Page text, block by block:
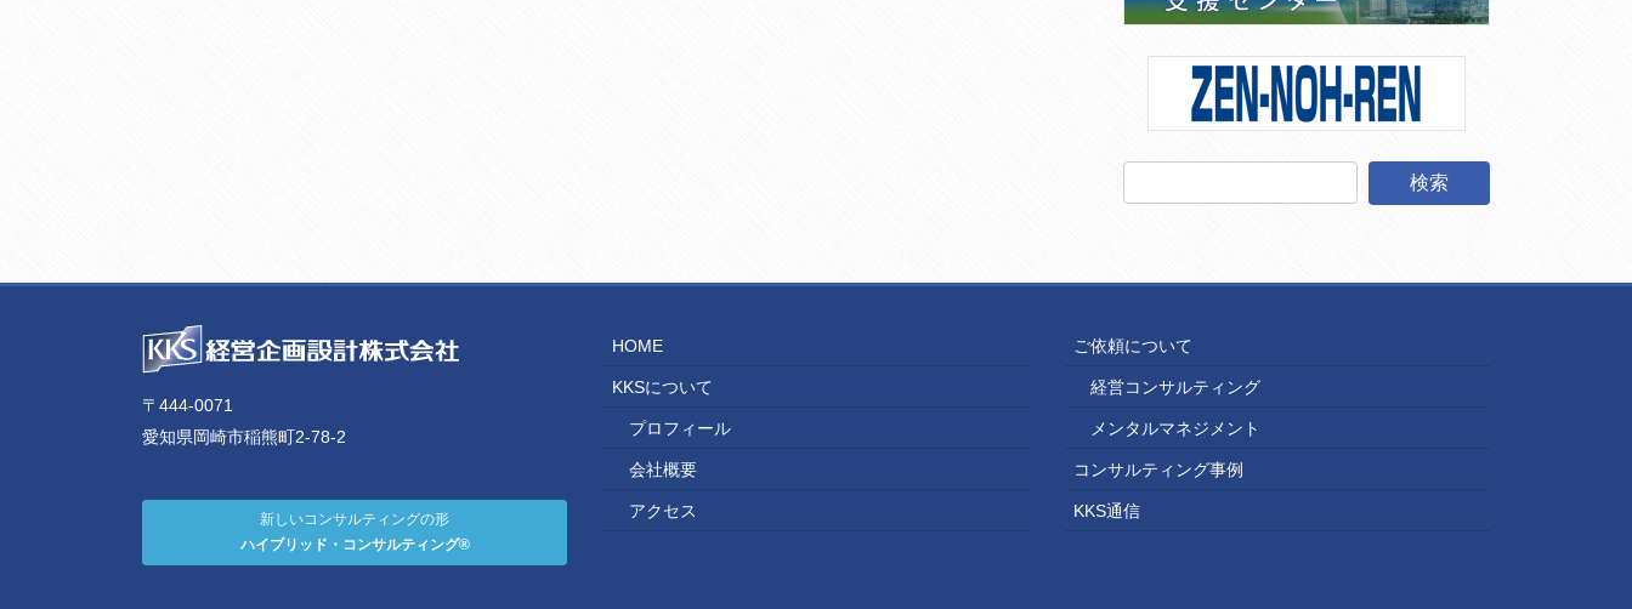
〒444-0071
愛知県岡崎市稲熊町2-78-2
新しいコンサルティングの形
ハイブリッド・コンサルティング®
HOME
KKSについて
プロフィール
会社概要
アクセス
ご依頼について
経営コンサルティング
メンタルマネジメント
コンサルティング事例
KKS通信